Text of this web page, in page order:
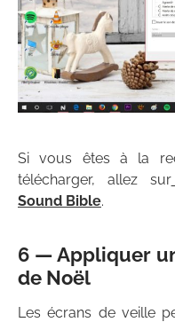
Si vous êtes à la
télécharger, allez sur
Sound Bible.
6 — Appliquer
de Noël
Les écrans de veille